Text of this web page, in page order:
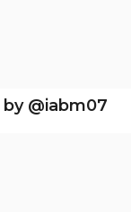
@iabm07